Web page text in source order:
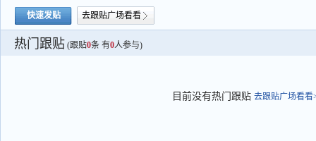
快速发贴 去跟贴广场看看
热门跟贴 (跟贴0条 有0人参与)
目前没有热门跟贴 去跟贴广场看看